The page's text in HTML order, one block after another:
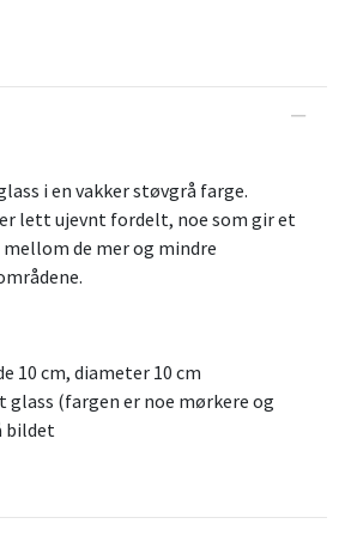
i en vakker støvgrå farge.
lett ujevnt fordelt, noe som gir et
de mer og mindre
10 cm, diameter 10 cm
glass (fargen er noe mørkere og
bildet